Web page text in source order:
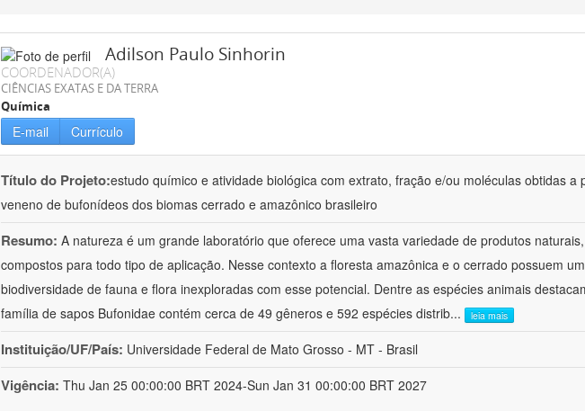
Adilson Paulo Sinhorin
COORDENADOR(A)
CIÊNCIAS EXATAS E DA TERRA
Química
E-mail Currículo
Título do Projeto:estudo químico e atividade biológica com extrato, fração e/ou moléculas obtidas a
veneno de bufonídeos dos biomas cerrado e amazônico brasileiro
Resumo: A natureza é um grande laboratório que oferece uma vasta variedade de produtos
compostos para todo tipo de aplicação. Nesse contexto a floresta amazônica e o cerrado possuem
biodiversidade de fauna e flora inexploradas com esse potencial. Dentre as espécies animais
família de sapos Bufonidae contém cerca de 49 gêneros e 592 espécies distrib... leia mais
Instituição/UF/País: Universidade Federal de Mato Grosso - MT - Brasil
Vigência: Thu Jan 25 00:00:00 BRT 2024-Sun Jan 31 00:00:00 BRT 2027